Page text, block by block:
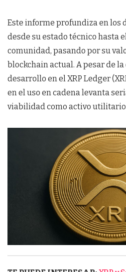
Este informe profundiza en los
desde su estado técnico hasta
comunidad, pasando por su
blockchain actual. A pesar de
desarrollo en el XRP Ledger
en el uso en cadena levanta
viabilidad como activo